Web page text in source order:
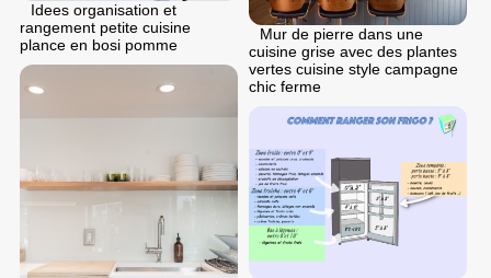
Idees organisation et
rangement petite cuisine
plance en bosi pomme
Mur de pierre dans une
cuisine grise avec des plantes
vertes cuisine style campagne
chic ferme